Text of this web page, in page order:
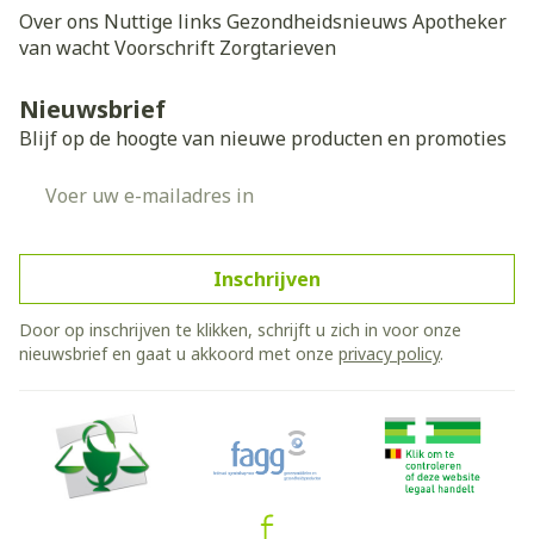
Over ons Nuttige links Gezondheidsnieuws Apotheker
van wachtVoorschrift Zorgtarieven
Nieuwsbrief
Blijf op de hoogte van nieuwe producten en promoties
Inschrijven
Door op inschrijven te klikken, schrijft u zich in voor onze
nieuwsbrief en gaat u akkoord met onze privacy policy.